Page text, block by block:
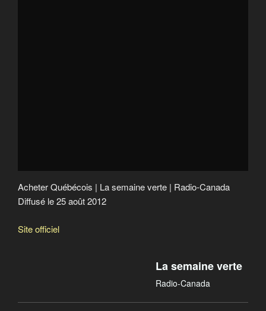
Acheter Québécois | La semaine verte | Radio-Canada
Diffusé le 25 août 2012
Site officiel
La semaine verte
Radio-Canada